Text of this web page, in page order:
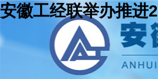
安徽工经联举办推进